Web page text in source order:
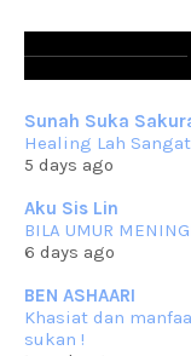
RESIPI KUIH
mat ucapkan
Jun 30 2023
RESIPI KURMA
Jun 23 2023
RESIPI SAMBAL
Sunah Suka
Healing Lah
5 days ago
Aku Sis Lin
BILA UMUR
6 days ago
BEN ASHAARI
Khasiat dan
sukan !